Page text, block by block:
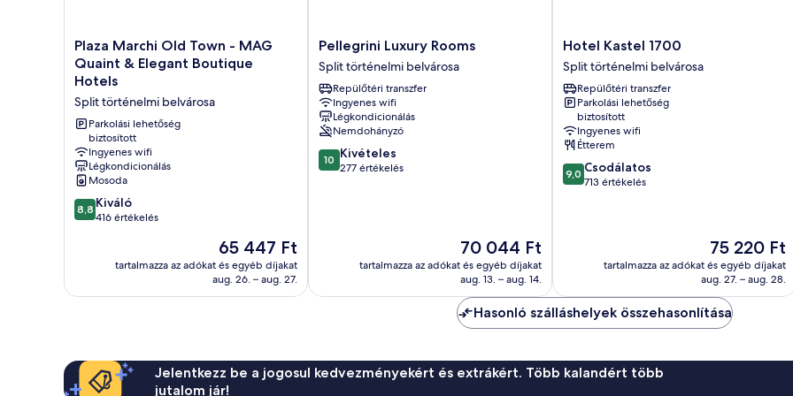
Plaza
Marchi
Old
Town
-
MAG
Quaint
&
Elegant
Boutique
Hotels
Split
Plaza Marchi Old Town - MAG
Quaint & Elegant Boutique
Hotels
Split történelmi belvárosa
Parkolási lehetőség
biztosított
Ingyenes wifi
Légkondicionálás
Mosoda
8.8
ennyiből:
8,8 Kiváló
416 értékelés
Az
ár
65 447 Ft
65 447 Ft
tartalmazza az adókat és egyéb díjakat
aug. 26. – aug. 27.
Pellegrini
Luxury
Rooms
Split
történelmi
belvárosa
Pellegrini Luxury Rooms
Split történelmi belvárosa
Repülőtéri transzfer
Ingyenes wifi
Légkondicionálás
Nemdohányzó
10.0
ennyiből:
10 Kivételes
277 értékelés
Az
ár
70 044 Ft
70 044 Ft
tartalmazza az adókat és egyéb díjakat
aug. 13. – aug. 14.
Hotel
Kastel
1700
Split
történelmi
belvárosa
Hotel Kastel 1700
Split történelmi belvárosa
Repülőtéri transzfer
Parkolási lehetőség
biztosított
Ingyenes wifi
Étterem
9.0
ennyiből:
9,0 Csodálatos
713 értékelés
Az
ár
75 220 Ft
75 220 Ft
tartalmazza az adókat és egyéb díjakat
aug. 27. – aug. 28.
Hasonló szálláshelyek összehasonlítása
Jelentkezz be a jogosul kedvezményekért és extrákért. Több kalandért több
jutalom jár!